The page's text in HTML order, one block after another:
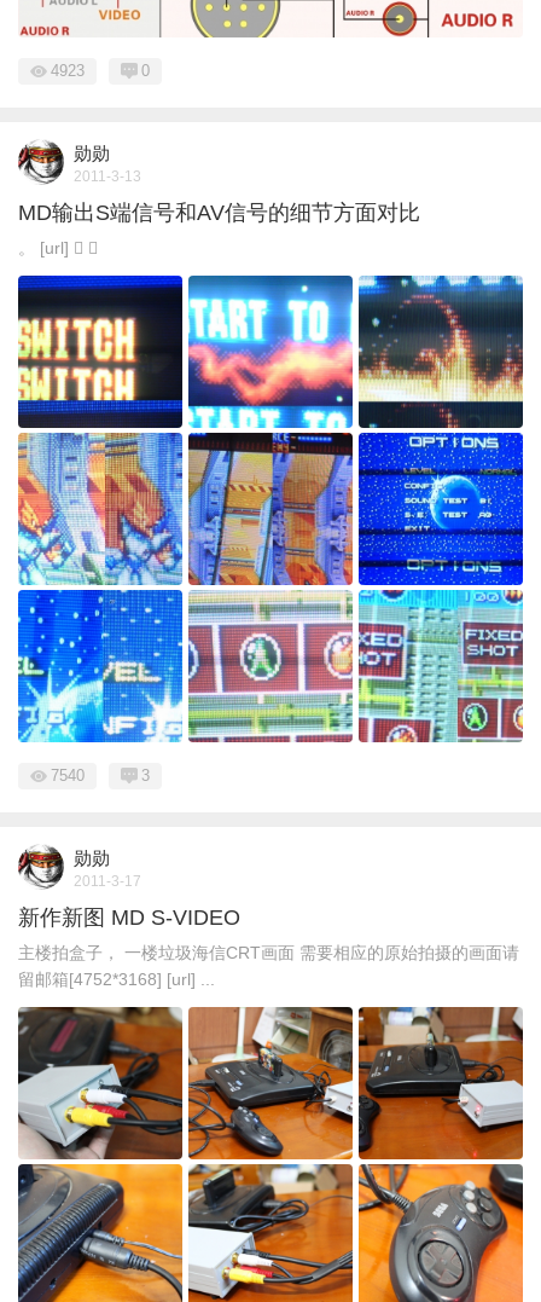
4923 0
勋勋
2011-3-13
MD输出S端信号和AV信号的细节方面对比
。 [url]  
7540 3
勋勋
2011-3-17
新作新图 MD S-VIDEO
主楼拍盒子， 一楼垃圾海信CRT画面 需要相应的原始拍摄的画面请
留邮箱[4752*3168] [url] ...